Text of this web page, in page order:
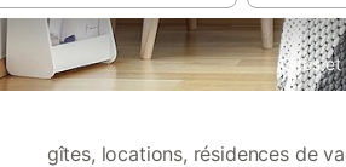
Gîtes
gîtes, locations, résidences de